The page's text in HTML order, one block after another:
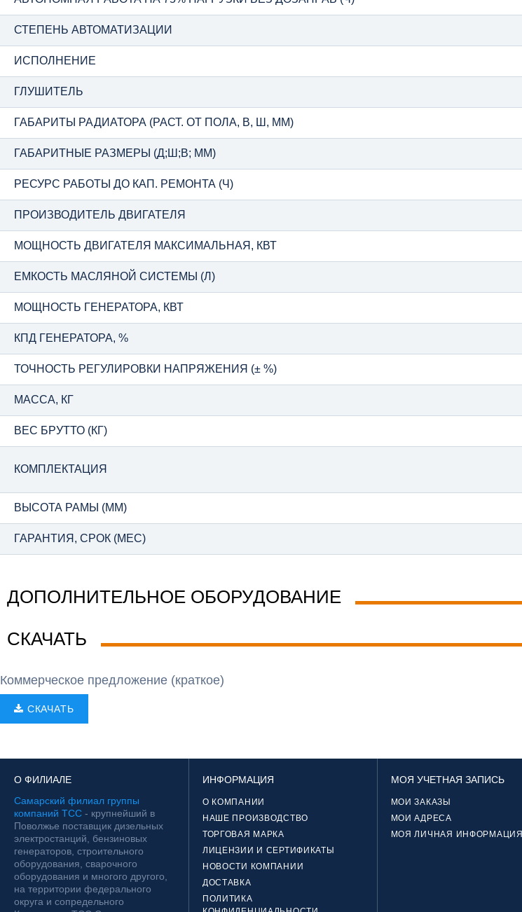
СТЕПЕНЬ АВТОМАТИЗАЦИИ
ИСПОЛНЕНИЕ
ГЛУШИТЕЛЬ
ГАБАРИТЫ РАДИАТОРА (РАСТ. ОТ ПОЛА, В, Ш, ММ)
ГАБАРИТНЫЕ РАЗМЕРЫ (Д;Ш;В; ММ)
РЕСУРС РАБОТЫ ДО КАП. РЕМОНТА (Ч)
ПРОИЗВОДИТЕЛЬ ДВИГАТЕЛЯ
МОЩНОСТЬ ДВИГАТЕЛЯ МАКСИМАЛЬНАЯ, КВТ
ЕМКОСТЬ МАСЛЯНОЙ СИСТЕМЫ (Л)
МОЩНОСТЬ ГЕНЕРАТОРА, КВТ
КПД ГЕНЕРАТОРА, %
ТОЧНОСТЬ РЕГУЛИРОВКИ НАПРЯЖЕНИЯ (± %)
МАССА, КГ
ВЕС БРУТТО (КГ)
КОМПЛЕКТАЦИЯ
ВЫСОТА РАМЫ (ММ)
ГАРАНТИЯ, СРОК (МЕС)
ДОПОЛНИТЕЛЬНОЕ ОБОРУДОВАНИЕ
СКАЧАТЬ
Коммерческое предложение (краткое)
СКАЧАТЬ
О ФИЛИАЛЕ
Самарский филиал группы
компаний ТСС - крупнейший в
Поволжье поставщик дизельных
электростанций, бензиновых
генераторов, строительного
оборудования, сварочного
оборудования и многого другого,
на территории федерального
округа и сопредельного
ИНФОРМАЦИЯ
О КОМПАНИИ
НАШЕ ПРОИЗВОДСТВО
ТОРГОВАЯ МАРКА
ЛИЦЕНЗИИ И СЕРТИФИКАТЫ
НОВОСТИ КОМПАНИИ
ДОСТАВКА
ПОЛИТИКА
МОЯ УЧЕТНАЯ ЗАПИСЬ
МОИ ЗАКАЗЫ
МОИ АДРЕСА
МОЯ ЛИЧНАЯ ИНФОРМАЦИЯ